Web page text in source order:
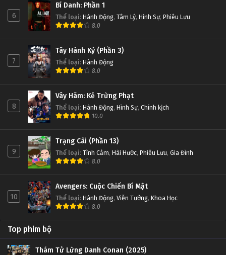
6
Bí Danh: Phần 1
Thể loại: Hành Động, Tâm Lý, Hình Sự, Phiêu Lưu
8.0
7
Tây Hành Kỷ (Phần 3)
Thể loại: Hành Động
8.0
8
Vây Hãm: Kẻ Trừng Phạt
Thể loại: Hành Động, Hình Sự, Chính kịch
10.0
9
Trạng Cãi (Phần 13)
Thể loại: Tình Cảm, Hài Hước, Phiêu Lưu, Gia Đình
8.0
10
Avengers: Cuộc Chiến Bí Mật
Thể loại: Hành Động, Viễn Tưởng, Khoa Học
8.0
Top phim bộ
Thám Tử Lừng Danh Conan (2025)